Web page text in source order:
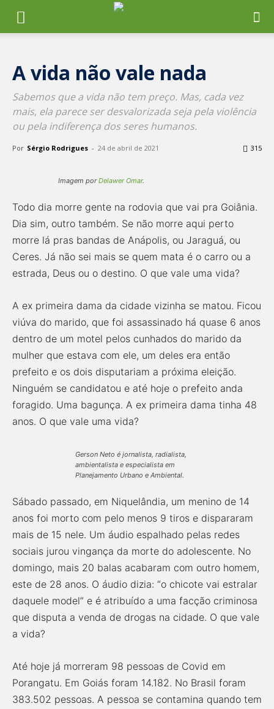
A vida não vale nada
Sabemos que a vida não tem preço. Mas, cada vez
mais, ela parece ser desvalorizada seja pela violência
ou pela indiferença dos seres humanos.
Por Sérgio Rodrigues - 24 de abril de 2021 315
Imagem porDelawer Omar.
Todo dia morre gente na rodovia que vai pra Goiânia.
Dia sim, outro também. Se não morre aqui perto
morre lá pras bandas de Anápolis, ou Jaraguá, ou
Ceres. Já não sei mais se quem mata é o carro ou a
estrada, Deus ou o destino. O que vale uma vida?
A ex primeira dama da cidade vizinha se matou. Ficou
viúva do marido, que foi assassinado há quase 6 anos
dentro de um motel pelos cunhados do marido da
mulher que estava com ele, um deles era então
prefeito e os dois disputariam a próxima eleição.
Ninguém se candidatou e até hoje o prefeito anda
foragido. Uma bagunça. A ex primeira dama tinha 48
anos. O que vale uma vida?
Gerson Neto é jornalista, radialista,
ambientalista e especialista em
Planejamento Urbano e Ambiental.
Sábado passado, em Niquelândia, um menino de 14
anos foi morto com pelo menos 9 tiros e dispararam
mais de 15 nele. Um áudio espalhado pelas redes
sociais jurou vingança da morte do adolescente. No
domingo, mais 20 balas acabaram com outro homem,
este de 28 anos. O áudio dizia: “o chicote vai estralar
daquele model” e é atribuído a uma facção criminosa
que disputa a venda de drogas na cidade. O que vale
a vida?
Até hoje já morreram 98 pessoas de Covid em
Porangatu. Em Goiás foram 14.182. No Brasil foram
383.502 pessoas. A pessoa se contamina quando tem